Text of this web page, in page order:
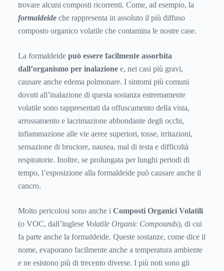
trovare alcuni composti ricorrenti. Come, ad esempio, la
formaldeide che rappresenta in assoluto il più diffuso
composto organico volatile che contamina le nostre case.
La formaldeide può essere facilmente assorbita
dall’organismo per inalazione e, nei casi più gravi,
causare anche edema polmonare. I sintomi più comuni
dovuti all’inalazione di questa sostanza estremamente
volatile sono rappresentati da offuscamento della vista,
arrossamento e lacrimazione abbondante degli occhi,
infiammazione alle vie aeree superiori, tosse, irritazioni,
sensazione di bruciore, nausea, mal di testa e difficoltà
respiratorie. Inoltre, se prolungata per lunghi periodi di
tempo, l’esposizione alla formaldeide può causare anche il
cancro.
Molto pericolosi sono anche i Composti Organici Volatili
(o VOC, dall’inglese Volatile Organic Compounds), di cui
fa parte anche la formaldeide. Queste sostanze, come dice il
nome, evaporano facilmente anche a temperatura ambiente
e ne esistono più di trecento diverse. I più noti sono gli